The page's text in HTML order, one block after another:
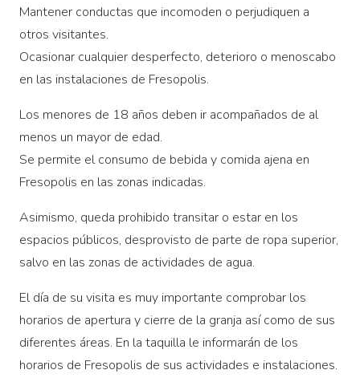
Mantener conductas que incomoden o perjudiquen a
otros visitantes.
Ocasionar cualquier desperfecto, deterioro o menoscabo
en las instalaciones de Fresopolis.
Los menores de 18 años deben ir acompañados de al
menos un mayor de edad.
Se permite el consumo de bebida y comida ajena en
Fresopolis en las zonas indicadas.
Asimismo, queda prohibido transitar o estar en los
espacios públicos, desprovisto de parte de ropa superior,
salvo en las zonas de actividades de agua.
El día de su visita es muy importante comprobar los
horarios de apertura y cierre de la granja así como de sus
diferentes áreas. En la taquilla le informarán de los
horarios de Fresopolis de sus actividades e instalaciones.